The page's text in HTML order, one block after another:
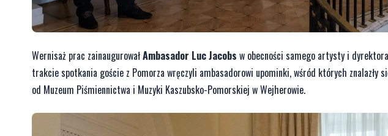
Wernisaż prac zainaugurowałAmbasador Luc Jacobs w obecności samego artysty i
trakcie spotkania goście z Pomorza wręczyli ambasadorowi upominki, wśród których znalazły
od Muzeum Piśmiennictwa i Muzyki Kaszubsko-Pomorskiej w Wejherowie.